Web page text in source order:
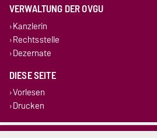
VERWALTUNG DER OVGU
Kanzlerin
Rechtsstelle
Dezernate
DIESE SEITE
Vorlesen
Drucken
Impressum